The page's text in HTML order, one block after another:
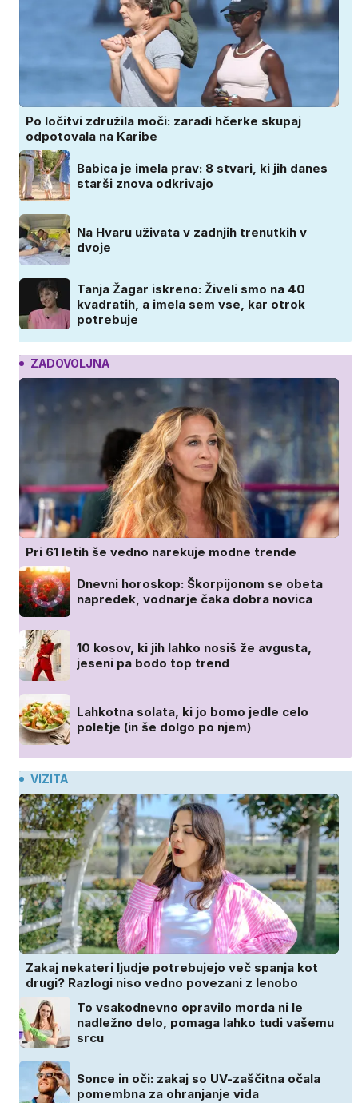
Po ločitvi združila moči: zaradi hčerke skupaj
odpotovala na Karibe
Babica je imela prav: 8 stvari, ki jih danes
starši znova odkrivajo
Na Hvaru uživata v zadnjih trenutkih v
dvoje
Tanja Žagar iskreno: Živeli smo na 40
kvadratih, a imela sem vse, kar otrok
potrebuje
ZADOVOLJNA
Pri 61 letih še vedno narekuje modne trende
Dnevni horoskop: Škorpijonom se obeta
napredek, vodnarje čaka dobra novica
10 kosov, ki jih lahko nosiš že avgusta,
jeseni pa bodo top trend
Lahkotna solata, ki jo bomo jedle celo
poletje (in še dolgo po njem)
VIZITA
Zakaj nekateri ljudje potrebujejo več spanja kot
drugi? Razlogi niso vedno povezani z lenobo
To vsakodnevno opravilo morda ni le
nadležno delo, pomaga lahko tudi vašemu
srcu
Sonce in oči: zakaj so UV-zaščitna očala
pomembna za ohranjanje vida